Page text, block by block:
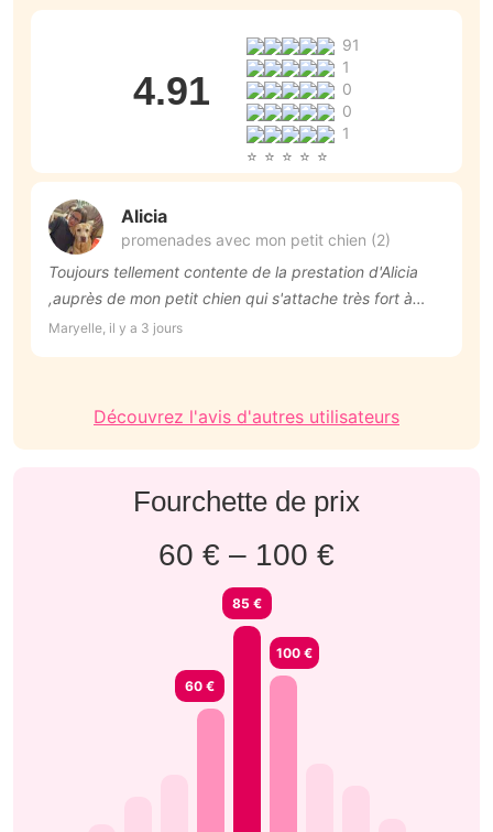
4.91
91
1
0
0
1
Alicia
promenades avec mon petit chien (2)
Toujours tellement contente de la prestation d'Alicia
,auprès de mon petit chien qui s'attache très fort à
elle! Merci pour cette grande aide!
Maryelle, il y a 3 jours
Découvrez l'avis d'autres utilisateurs
Fourchette de prix
60 € – 100 €
60 €
85 €
100 €